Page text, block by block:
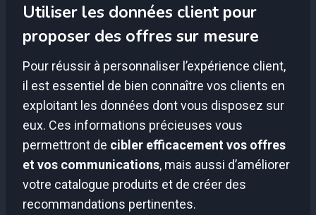
Utiliser les données client pour
proposer des offres sur mesure
Pour réussir à personnaliser l’expérience client,
il est essentiel de bien connaître vos clients en
exploitant les données dont vous disposez sur
eux. Ces informations précieuses vous
permettront de cibler efficacement vos offres
et vos communications, mais aussi d’améliorer
votre catalogue produits et de créer des
recommandations pertinentes.